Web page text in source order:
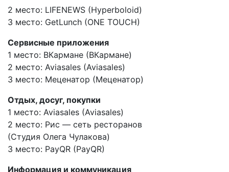
2 место: LIFENEWS (Hyperboloid)
3 место: GetLunch (ONE TOUCH)
Сервисные приложения
1 место: ВКармане (ВКармане)
2 место: Aviasales (Aviasales)
3 место: Меценатор (Меценатор)
Отдых, досуг, покупки
1 место: Aviasales (Aviasales)
2 место: Рис — сеть ресторанов
(Студия Олега Чулакова)
3 место: PayQR (PayQR)
Информация и коммуникация